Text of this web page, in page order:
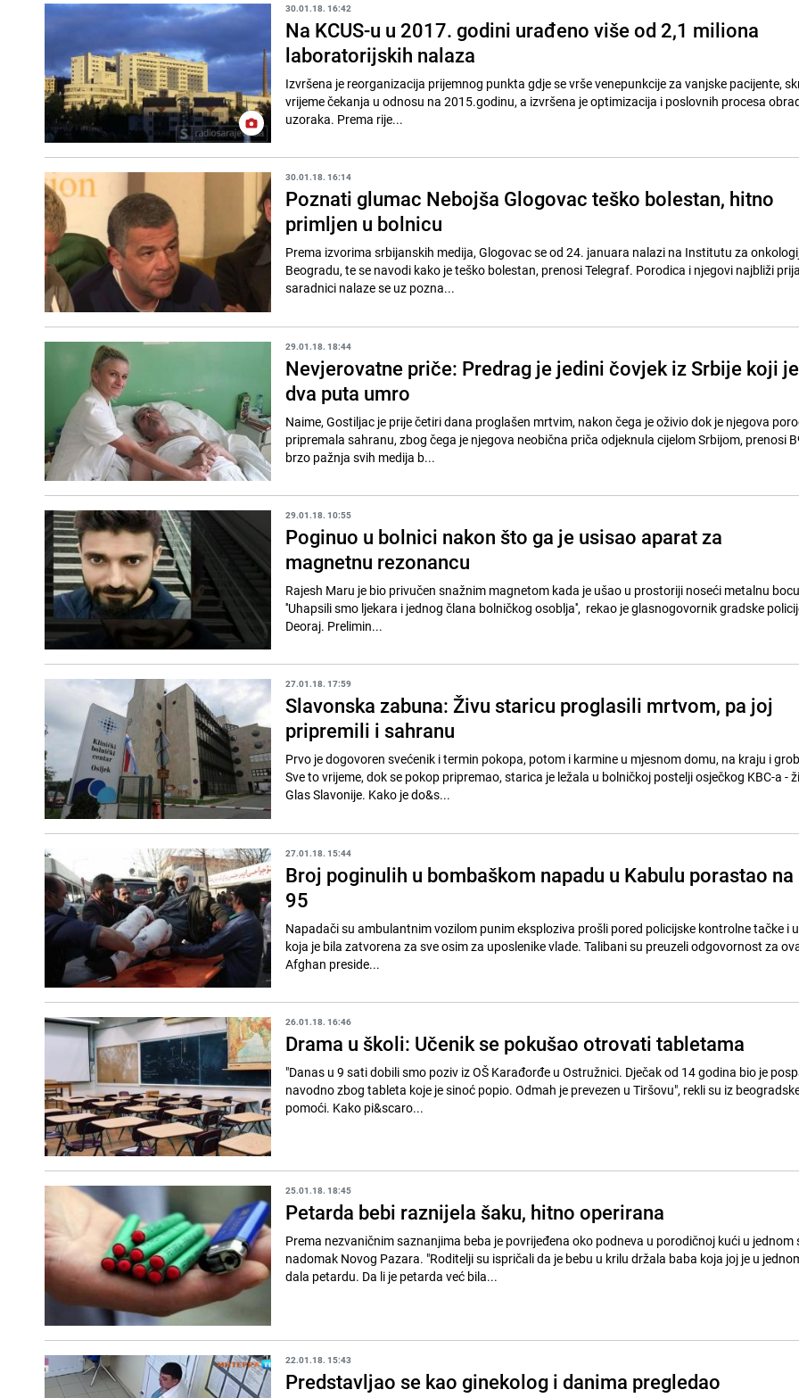
30.01.18. 16:42
Na KCUS-u u 2017. godini urađeno više od 2,1 miliona
laboratorijskih nalaza
Izvršena je reorganizacija prijemnog punkta gdje se vrše venepunkcije za vanjske pacijente,
vrijeme čekanja u odnosu na 2015.godinu, a izvršena je optimizacija i poslovnih procesa
uzoraka. Prema rije...
30.01.18. 16:14
Poznati glumac Nebojša Glogovac teško bolestan, hitno
primljen u bolnicu
Prema izvorima srbijanskih medija, Glogovac se od 24. januara nalazi na Institutu za
Beogradu, te se navodi kako je teško bolestan, prenosi Telegraf. Porodica i njegovi najbliži
saradnici nalaze se uz pozna...
29.01.18. 18:44
Nevjerovatne priče: Predrag je jedini čovjek iz Srbije koji je
dva puta umro
Naime, Gostiljac je prije četiri dana proglašen mrtvim, nakon čega je oživio dok je njegova
pripremala sahranu, zbog čega je njegova neobična priča odjeknula cijelom Srbijom, prenosi
brzo pažnja svih medija b...
29.01.18. 10:55
Poginuo u bolnici nakon što ga je usisao aparat za
magnetnu rezonancu
Rajesh Maru je bio privučen snažnim magnetom kada je ušao u prostoriji noseći metalnu
''Uhapsili smo ljekara i jednog člana bolničkog osoblja'', rekao je glasnogovornik gradske
Deoraj. Prelimin...
27.01.18. 17:59
Slavonska zabuna: Živu staricu proglasili mrtvom, pa joj
pripremili i sahranu
Prvo je dogovoren svećenik i termin pokopa, potom i karmine u mjesnom domu, na kraju i
Sve to vrijeme, dok se pokop pripremao, starica je ležala u bolničkoj postelji osječkog KBC-a -
Glas Slavonije. Kako je do&s...
27.01.18. 15:44
Broj poginulih u bombaškom napadu u Kabulu porastao na
95
Napadači su ambulantnim vozilom punim eksploziva prošli pored policijske kontrolne tačke i
koja je bila zatvorena za sve osim za uposlenike vlade. Talibani su preuzeli odgovornost za
Afghan preside...
26.01.18. 16:46
Drama u školi: Učenik se pokušao otrovati tabletama
"Danas u 9 sati dobili smo poziv iz OŠ Karađorđe u Ostružnici. Dječak od 14 godina bio je
navodno zbog tableta koje je sinoć popio. Odmah je prevezen u Tiršovu", rekli su iz
pomoći. Kako pi&scaro...
25.01.18. 18:45
Petarda bebi raznijela šaku, hitno operirana
Prema nezvaničnim saznanjima beba je povrijeđena oko podneva u porodičnoj kući u jednom
nadomak Novog Pazara. "Roditelji su ispričali da je bebu u krilu držala baba koja joj je u
dala petardu. Da li je petarda već bila...
22.01.18. 15:43
Predstavljao se kao ginekolog i danima pregledao